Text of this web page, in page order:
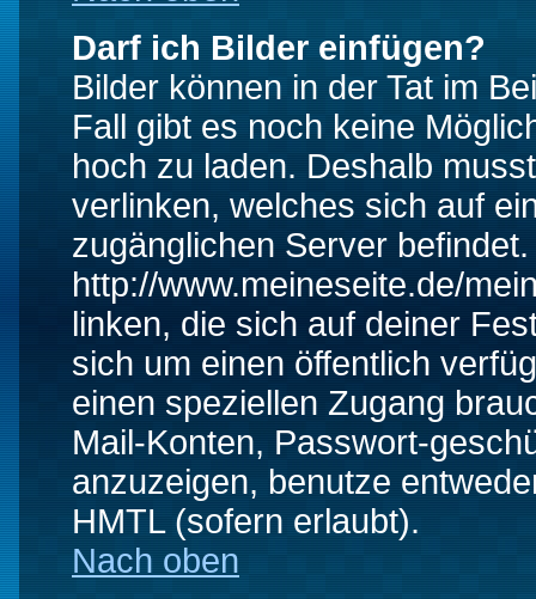
Darf ich Bilder einfügen?
Bilder können in der Tat im
Fall gibt es noch keine
hoch zu laden. Deshalb
verlinken, welches sich auf
zugänglichen Server
http://www.meineseite.de/
linken, die sich auf deiner
sich um einen öffentlich
einen speziellen Zugang
Mail-Konten, Passwort-
anzuzeigen, benutze
HMTL (sofern erlaubt).
Nach oben